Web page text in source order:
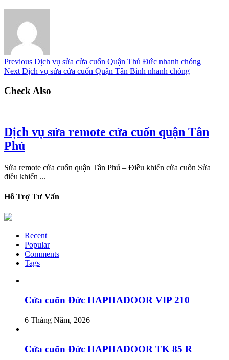
Previous Dịch vụ sửa cửa cuốn Quận Thủ Đức nhanh chóng
Next Dịch vụ sửa cửa cuốn Quận Tân Bình nhanh chóng
Check Also
Dịch vụ sửa remote cửa cuốn quận Tân
Phú
Sửa remote cửa cuốn quận Tân Phú – Điều khiển cửa cuốn Sửa
điều khiển ...
Hỗ Trợ Tư Vấn
Recent
Popular
Comments
Tags
Cửa cuốn Đức HAPHADOOR VIP 210
6 Tháng Năm, 2026
Cửa cuốn Đức HAPHADOOR TK 85 R